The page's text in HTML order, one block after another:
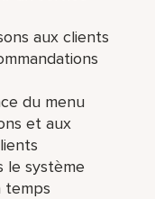
aux clients
du menu
et aux
le système
temps